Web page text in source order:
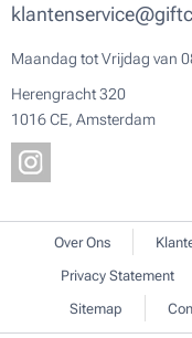
Maandag tot Vrijdag van
Herengracht 320
1016 CE, Amsterdam
Over Ons
Privacy Statement
Sitemap